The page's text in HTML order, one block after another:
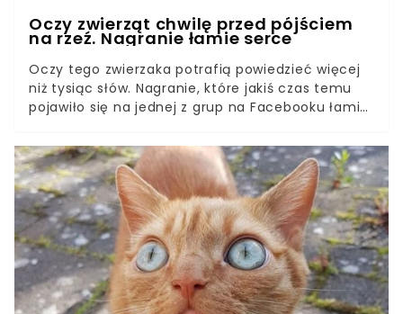
Oczy zwierząt chwilę przed pójściem
na rzeź. Nagranie łamie serce
Oczy tego zwierzaka potrafią powiedzieć więcej
niż tysiąc słów. Nagranie, które jakiś czas temu
pojawiło się na jednej z grup na Facebooku łamie
zwierzak w tej chwili. Tego zdecydowanie nie
powinniście przegapić. Zastanawiałyście się
kiedyś, jak wygląda zwierzak, który ma
świadomość, że za chwilę skazany zostanie na
pewną śmierć? Koło tego widoku nie da się
przejść obojętnie. Gwarantujemy, że obraz ten
pozostanie w waszej pamięci na długo, a
przemyślenia i refleksje będą czymś zupełnie
zrozumiałym.